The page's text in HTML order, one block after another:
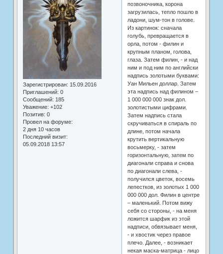
Зарегистрирован: 15.09.2016
Приглашений: 0
Сообщений: 185
Уважение: +102
Позитив: 0
Провел на форуме:
2 дня 10 часов
Последний визит:
05.09.2018 13:57
позвоночника, корона
загрузилась, тепло пошло в
ладони, шум-тон в голове.
Из картинок: сначала
голубь, превращается в
орла, потом - филин и
крупным планом, голова,
глаза. Затем филин, - и над
ним и под ним по английски
надпись золотыми буквами:
Уан Мильен доллар. Затем
эта надпись над филином –
1 000 000 000 знак дол.
золотистыми цифрами.
Затем надпись стала
скручиваться в спираль по
длине, потом начала
крутить вертикальную
восьмерку, - затем
горизонтальную, затем по
диагонали справа и снова
по диагонали слева, -
получился цветок, восемь
лепестков, из золотых 1 000
000 000 дол. Филин в центре
– маленький. Потом вижу
себя со стороны, - на меня
ложится шарфик из этой
надписи, обвязывает меня,
- и хвостик через правое
плечо. Далее, - возникает
некая маска-матрица - лицо